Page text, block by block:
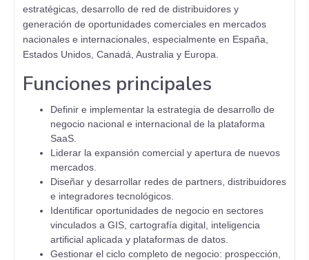
estratégicas, desarrollo de red de distribuidores y
generación de oportunidades comerciales en mercados
nacionales e internacionales, especialmente en España,
Estados Unidos, Canadá, Australia y Europa.
Funciones principales
Definir e implementar la estrategia de desarrollo de
negocio nacional e internacional de la plataforma
SaaS.
Liderar la expansión comercial y apertura de nuevos
mercados.
Diseñar y desarrollar redes de partners, distribuidores
e integradores tecnológicos.
Identificar oportunidades de negocio en sectores
vinculados a GIS, cartografía digital, inteligencia
artificial aplicada y plataformas de datos.
Gestionar el ciclo completo de negocio: prospección,